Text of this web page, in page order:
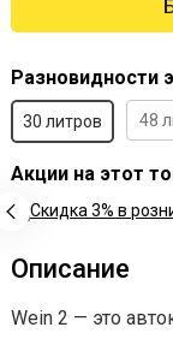
Разновидности
30 литров 48
Акции на этот
Описание
Wein 2 — это